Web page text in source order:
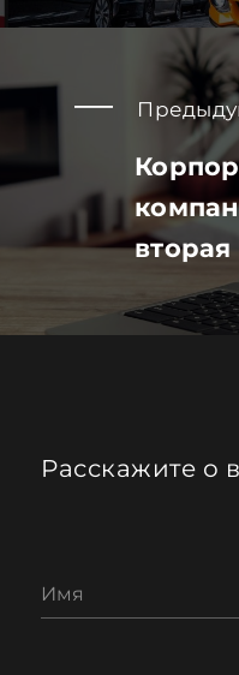
Расскажите о
Имя